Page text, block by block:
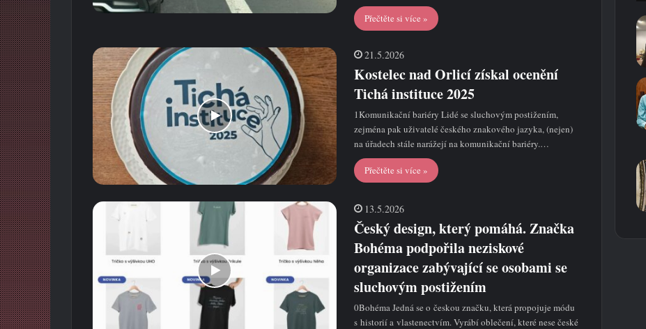
Přečtěte si více »
21.5.2026
Kostelec nad Orlicí získal ocenění
Tichá instituce 2025
1Komunikační bariéry Lidé se sluchovým postižením,
zejména pak uživatelé českého znakového jazyka, (nejen)
na úřadech stále narážejí na komunikační bariéry.…
Přečtěte si více »
13.5.2026
Český design, který pomáhá. Značka
Bohéma podpořila neziskové
organizace zabývající se osobami se
sluchovým postižením
0Bohéma Jedná se o českou značku, která propojuje módu
s historií a vlastenectvím. Vyrábí oblečení, které nese české